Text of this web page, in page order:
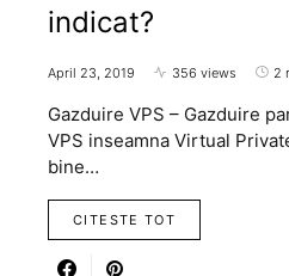
indicat?
April 23, 2019 356 views 2
Gazduire VPS – Gazduire
VPS inseamna Virtual
bine…
CITESTE TOT